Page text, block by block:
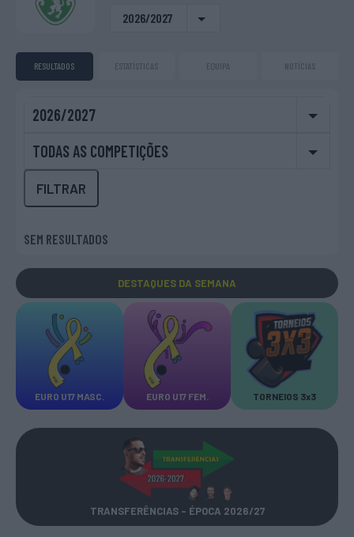
2026/2027
RESULTADOS ESTATÍSTICAS EQUIPA NOTÍCIAS
2026/2027
TODAS AS COMPETIÇÕES
FILTRAR
SEM RESULTADOS
DESTAQUES DA SEMANA
EURO U17 MASC. EURO U17 FEM. TORNEIOS 3x3
TRANSFERÊNCIAS - ÉPOCA 2026/27